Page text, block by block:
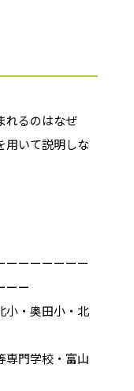
れるのはなぜ
用いて説明しな
ーーーーーーー
ーー
小・奥田小・北
専門学校・富山